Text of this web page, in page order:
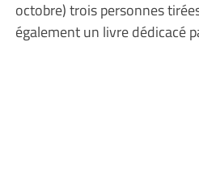
octobre) trois personnes
également un livre dédicacé